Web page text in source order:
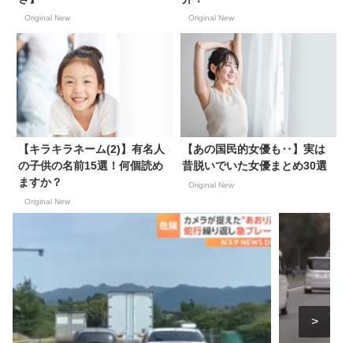
Original New Original New
【キラキラネーム(2)】有名人
の子供の名前15選！何個読め
ますか？
Original New
【あの国民的女優も‥】実は
昔脱いでいた女優まとめ30選
Original New